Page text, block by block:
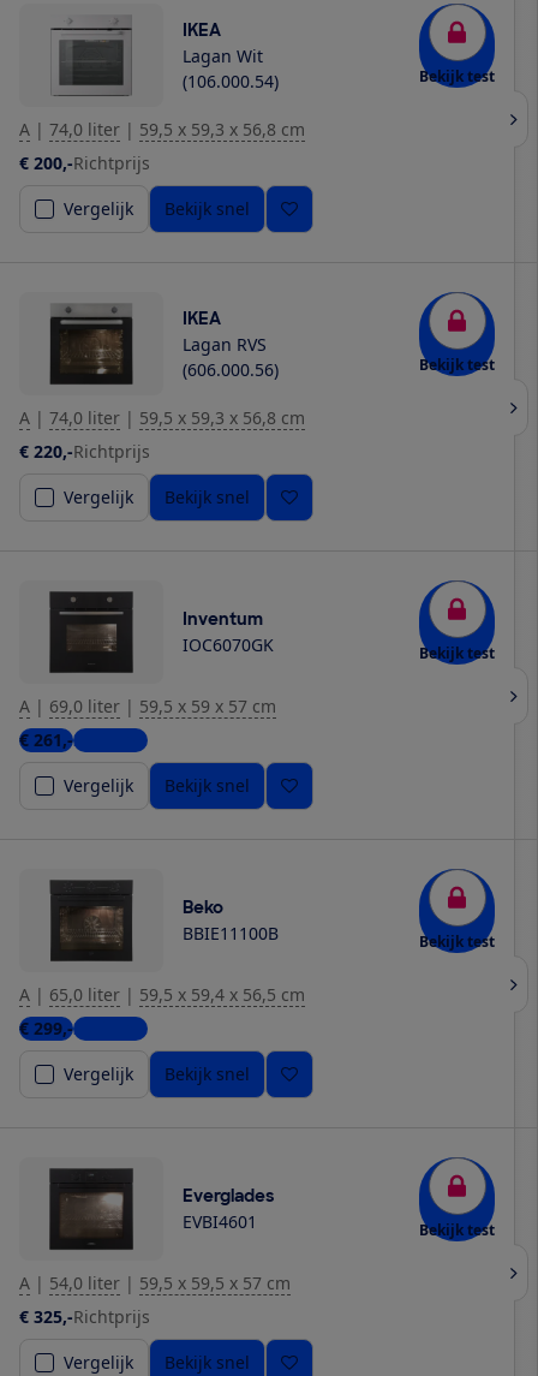
IKEA
Lagan Wit
(106.000.54)
Bekijk test
A | 74,0 liter | 59,5 x 59,3 x 56,8 cm
€ 200,-Richtprijs
Vergelijk
Bekijk snel
IKEA
Lagan RVS
(606.000.56)
Bekijk test
A | 74,0 liter | 59,5 x 59,3 x 56,8 cm
€ 220,-Richtprijs
Vergelijk
Bekijk snel
Inventum
IOC6070GK Bekijk test
A | 69,0 liter | 59,5 x 59 x 57 cm
€ 261,-2 winkels
Vergelijk
Bekijk snel
Beko
BBIE11100B Bekijk test
A | 65,0 liter | 59,5 x 59,4 x 56,5 cm
€ 299,-2 winkels
Vergelijk
Bekijk snel
Everglades
EVBI4601 Bekijk test
A | 54,0 liter | 59,5 x 59,5 x 57 cm
€ 325,-Richtprijs
Vergelijk
Bekijk snel